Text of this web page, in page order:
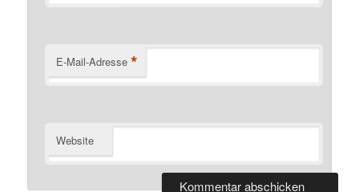
E-Mail-Adresse *
Website